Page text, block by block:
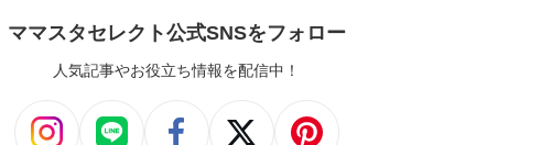
ママスタセレクト公式SNSをフォロー
人気記事やお役立ち情報を配信中！